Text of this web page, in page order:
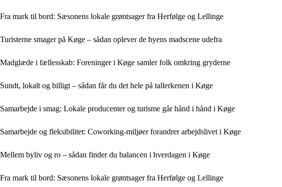
Fra mark til bord: Sæsonens lokale grøntsager fra Herfølge og Lellinge
Turisterne smager på Køge – sådan oplever de byens madscene udefra
Madglæde i fællesskab: Foreninger i Køge samler folk omkring gryderne
Sundt, lokalt og billigt – sådan får du det hele på tallerkenen i Køge
Samarbejde i smag: Lokale producenter og turisme går hånd i hånd i Køge
Samarbejde og fleksibilitet: Coworking-miljøer forandrer arbejdslivet i Køge
Mellem byliv og ro – sådan finder du balancen i hverdagen i Køge
Fra mark til bord: Sæsonens lokale grøntsager fra Herfølge og Lellinge